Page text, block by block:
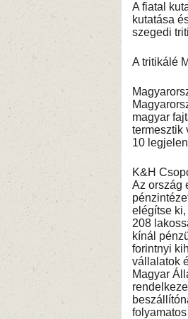
A fiatal
kutatása
szegedi
A tritikálé
magyar
termesztik
10
K&H
Az ország
elégítse
208
kínál
forintnyi
vállalatok
Magyar